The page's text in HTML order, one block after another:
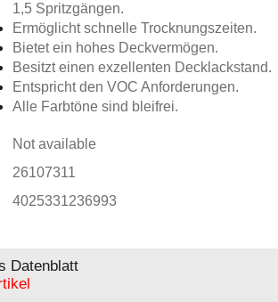
1,5 Spritzgängen.
Ermöglicht schnelle Trocknungszeiten.
Bietet ein hohes Deckvermögen.
Besitzt einen exzellenten Decklackstand.
Entspricht den VOC Anforderungen.
Alle Farbtöne sind bleifrei.
Not available
26107311
4025331236993
Datenblatt